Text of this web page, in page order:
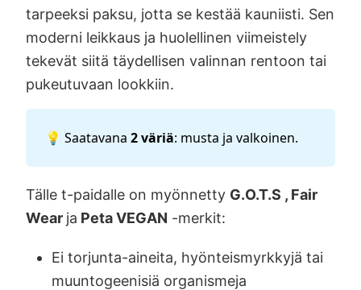
tarpeeksi paksu, jotta se kestää kauniisti. Sen
moderni leikkaus ja huolellinen viimeistely
tekevät siitä täydellisen valinnan rentoon tai
pukeutuvaan lookkiin.
💡 Saatavana 2 väriä: musta ja valkoinen.
Tälle t-paidalle on myönnetty G.O.T.S , Fair
Wear ja Peta VEGAN -merkit:
Ei torjunta-aineita, hyönteismyrkkyjä tai
muuntogeenisiä organismeja